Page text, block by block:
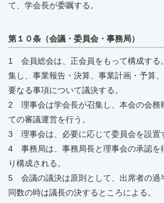
て、学会長が委嘱する。
第１０条（会議・委員会・事務局）
1 会員総会は、正会員をもって構成する
集し、事業報告・決算、事業計画・予算
要なる事項について議決する。
2 理事会は学会長が召集し、本会の会務
ての審議運営を行う。
3 理事会は、必要に応じて委員会を設置
4 事務局は、事務局長と理事会の承認を
り構成される。
5 会議の議決は原則として、出席者の過
同数の時は議長の決するところによる。